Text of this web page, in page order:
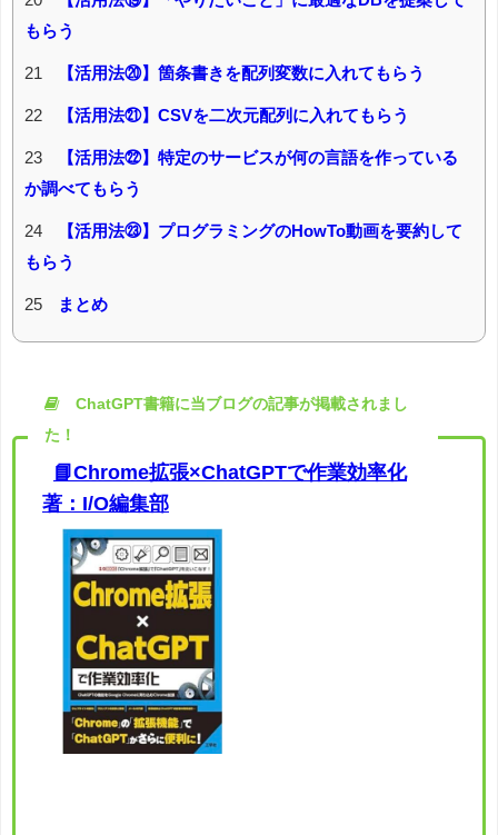
もらう
21 【活用法⑳】箇条書きを配列変数に入れてもらう
22 【活用法㉑】CSVを二次元配列に入れてもらう
23
【活用法㉒】特定のサービスが何の言語を作っている
か調べてもらう
24
【活用法㉓】プログラミングのHowTo動画を要約して
もらう
25 まとめ
ChatGPT書籍に当ブログの記事が掲載されまし
た！
📘Chrome拡張×ChatGPTで作業効率化
著：I/O編集部